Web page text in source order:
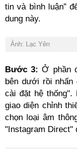
tin và bình luận”
dung này.
Ảnh: Lạc Yên
Bước 3: Ở phần
bên dưới rồi nhấn
cài đặt hệ thống".
giao diện chỉnh
chọn loại âm
"Instagram Direct"